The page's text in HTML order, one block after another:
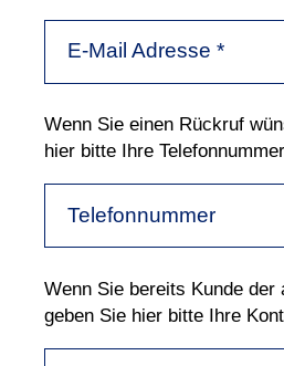
E-Mail Adresse *
Wenn Sie einen Rückruf
hier bitte Ihre
Telefonnummer
Wenn Sie bereits Kunde der
geben Sie hier bitte Ihre